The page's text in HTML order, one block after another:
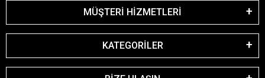
MÜŞTERİ HİZMETLERİ
KATEGORİLER